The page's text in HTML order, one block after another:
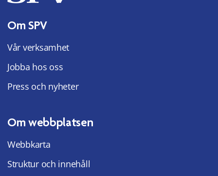
Om SPV
Vår verksamhet
Jobba hos oss
Press och nyheter
Om webbplatsen
Webbkarta
Struktur och innehåll